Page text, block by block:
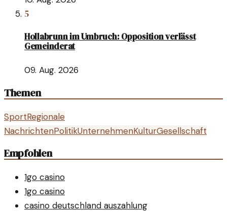
5
Hollabrunn im Umbruch: Opposition verlässt
Gemeinderat
09. Aug. 2026
Themen
SportRegionale
NachrichtenPolitikUnternehmenKulturGesellschaft
Empfohlen
1go casino
1go casino
casino deutschland auszahlung